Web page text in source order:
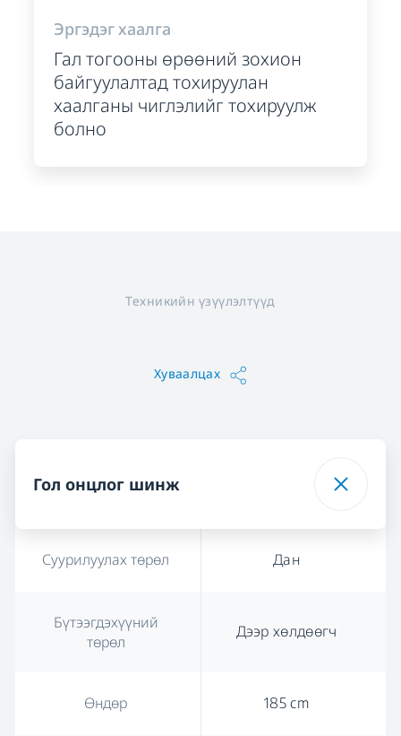
Эргэдэг хаалга
Гал тогооны өрөөний зохион
байгуулалтад тохируулан
хаалганы чиглэлийг тохируулж
болно
Техникийн үзүүлэлтүүд
Хуваалцах
Гол онцлог шинж
Суурилуулах төрөл Дан
Бүтээгдэхүүний
төрөл
Дээр хөлдөөгч
Өндөр 185 cm